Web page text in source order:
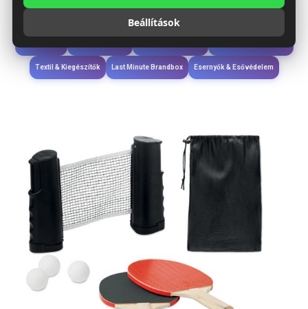
Wellness & Ápolás
Textil & Kiegészítők Last Minute Brandbox Esernyők & Esővédelem
Beállítások